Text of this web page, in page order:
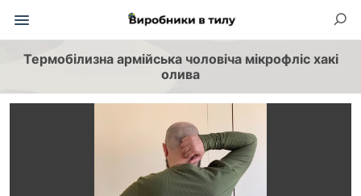
Термобілизна армійська чоловіча мікрофліс хакі
олива